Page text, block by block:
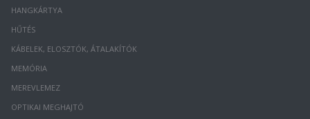
HANGKÁRTYA
HŰTÉS
KÁBELEK, ELOSZTÓK, ÁTALAKÍTÓK
MEMÓRIA
MEREVLEMEZ
OPTIKAI MEGHAJTÓ